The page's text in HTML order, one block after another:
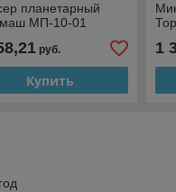
планетарный
МП-10-01
руб.
Купить
1